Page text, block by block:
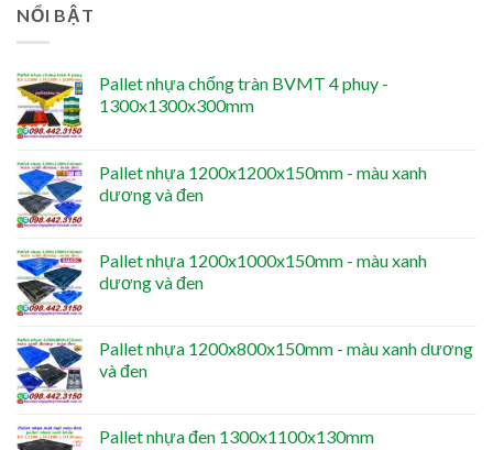
NỔI BẬT
Pallet nhựa chống tràn BVMT 4 phuy -
1300x1300x300mm
Pallet nhựa 1200x1200x150mm - màu xanh
dương và đen
Pallet nhựa 1200x1000x150mm - màu xanh
dương và đen
Pallet nhựa 1200x800x150mm - màu xanh dương
và đen
Pallet nhựa đen 1300x1100x130mm